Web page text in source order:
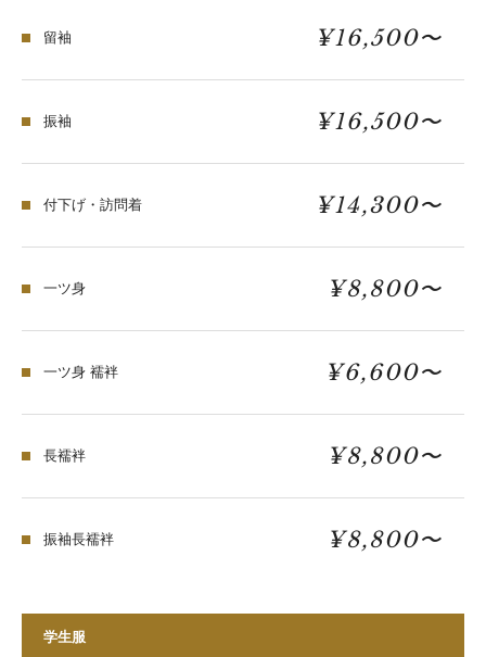
留袖 ¥16,500〜
振袖 ¥16,500〜
付下げ・訪問着 ¥14,300〜
一ツ身 ¥8,800〜
一ツ身 襦袢 ¥6,600〜
長襦袢 ¥8,800〜
振袖長襦袢 ¥8,800〜
学生服